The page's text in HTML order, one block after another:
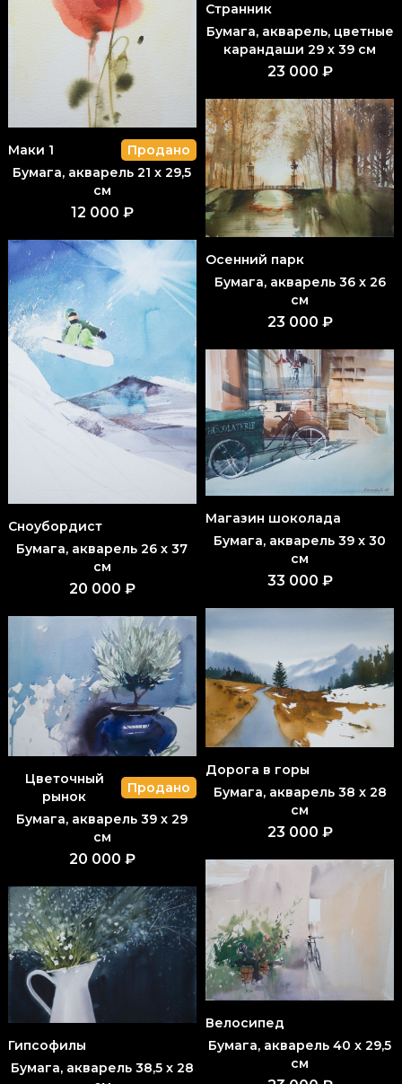
Маки 1
Продано
Бумага, акварель 21 x 29,5
см
12 000 ₽
Сноубордист
Бумага, акварель 26 x 37
см
20 000 ₽
Цветочный
рынок
Продано
Бумага, акварель 39 x 29
см
20 000 ₽
Гипсофилы
Бумага, акварель 38,5 x 28
Странник
Бумага, акварель, цветные
карандаши 29 x 39 см
23 000 ₽
Осенний парк
Бумага, акварель 36 x 26
см
23 000 ₽
Магазин шоколада
Бумага, акварель 39 x 30
см
33 000 ₽
Дорога в горы
Бумага, акварель 38 x 28
см
23 000 ₽
Велосипед
Бумага, акварель 40 x 29,5
см